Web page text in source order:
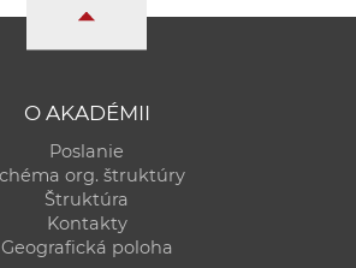
O AKADÉMII
Poslanie
org. štruktúry
Štruktúra
Kontakty
Geografická poloha